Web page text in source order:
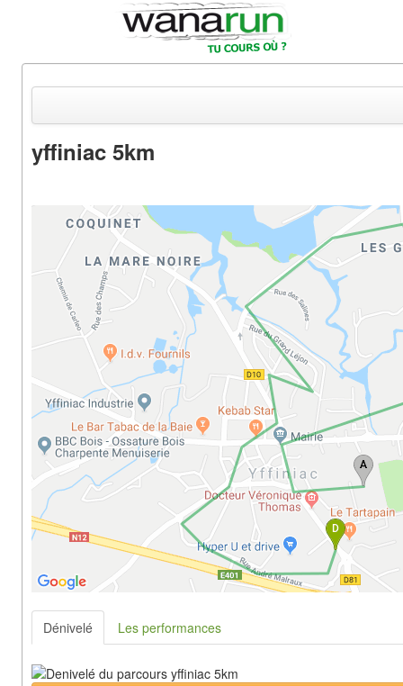
Equipements & Tests
Parcours & Courses
Outils & Réseaux
yffiniac 5km
Dénivelé Les performances